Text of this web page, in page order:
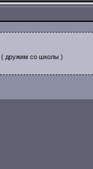
( дружим со школы )